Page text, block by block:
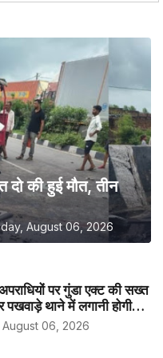
की हुई मौत, तीन
August 06, 2026
पर गुंडा एक्ट की सख्त
पखवाड़े थाने में लगानी होगी
06, 2026